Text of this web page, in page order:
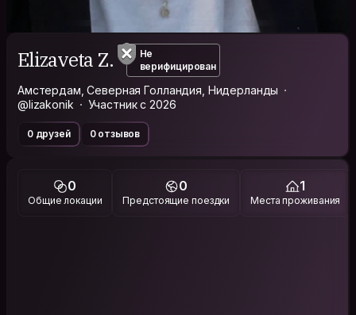
Elizaveta Z.
Не
верифицирован
Амстердам, Северная Голландия, Нидерланды
@lizakonik
Участник с 2026
0 друзей 0 отзывов
0
Общие локации
0
Предстоящие поездки
1
Места проживания